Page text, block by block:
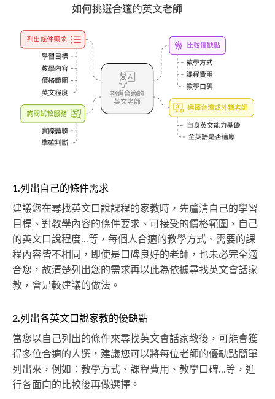
1.列出自己的條件需求
建議您在尋找英文口說課程的家教時，先釐清自己的學習
目標、對教學內容的條件要求、可接受的價格範圍、自己
的英文口說程度...等，每個人合適的教學方式、需要的課
程內容皆不相同，即使是口碑良好的老師，也未必完全適
合您，故清楚列出您的需求再以此為依據尋找英文會話家
教，會是較建議的做法。
2.列出各英文口說家教的優缺點
當您以自己列出的條件來尋找英文會話家教後，可能會獲
得多位合適的人選，建議您可以將每位老師的優缺點簡單
列出來，例如：教學方式、課程費用、教學口碑...等，進
行各面向的比較後再做選擇。